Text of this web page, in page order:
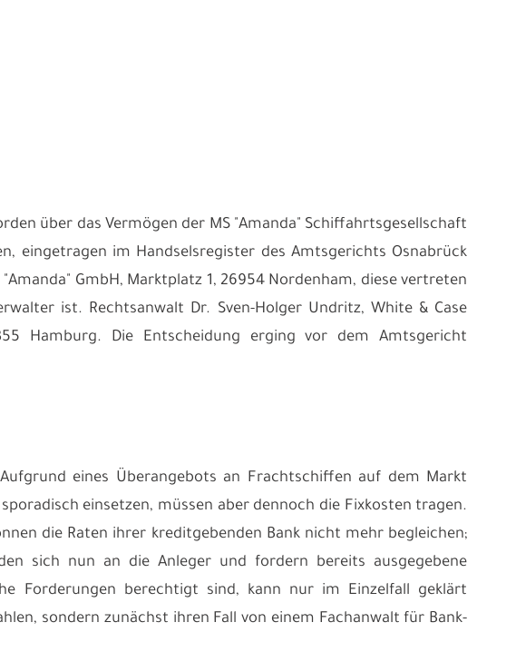
über das Vermögen der MS "Amanda" Schiffahrtsgesellschaft
eingetragen im Handselsregister des Amtsgerichts Osnabrück
GmbH, Marktplatz 1, 26954 Nordenham, diese vertreten
ist. Rechtsanwalt Dr. Sven-Holger Undritz, White & Case
Hamburg. Die Entscheidung erging vor dem Amtsgericht
eines Überangebots an Frachtschiffen auf dem Markt
einsetzen, müssen aber dennoch die Fixkosten tragen.
die Raten ihrer kreditgebenden Bank nicht mehr begleichen;
sich nun an die Anleger und fordern bereits ausgegebene
Forderungen berechtigt sind, kann nur im Einzelfall geklärt
sondern zunächst ihren Fall von einem Fachanwalt für Bank-